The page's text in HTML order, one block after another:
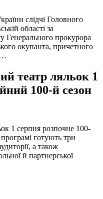
слідчі Головного
області за
Генерального прокурора
окупанта, причетного
…
театр ляльок 1
100-й сезон
1 серпня розпочне 100-
готують три
а також
й партнерської